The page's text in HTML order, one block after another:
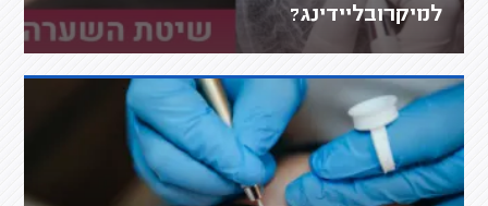
למיקרובליידינג?